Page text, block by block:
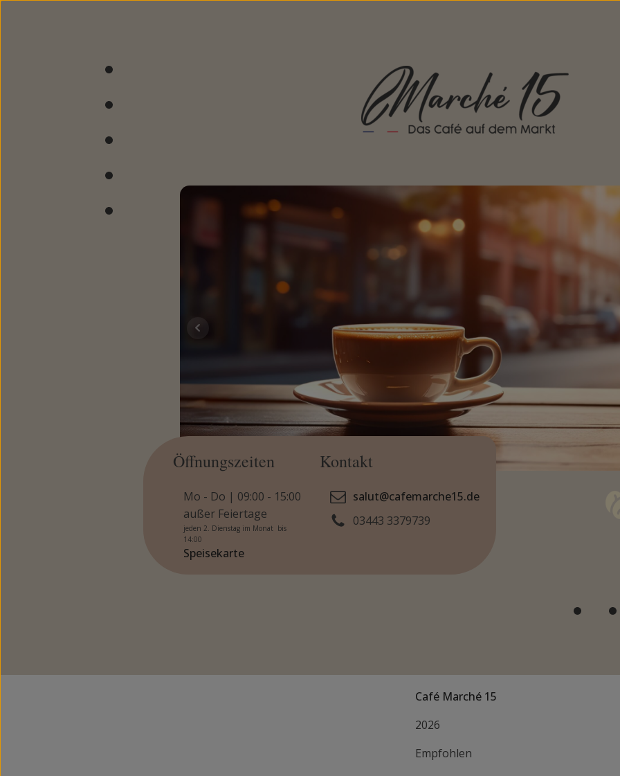
Öffnungszeiten
Mo - Do | 09:00 - 15:00
außer Feiertage
jeden 2. Dienstag im Monat bis
14:00
Speisekarte
Kontakt
salut@cafemarche15.de
03443 3379739
Café Marché 15
2026
Empfohlen